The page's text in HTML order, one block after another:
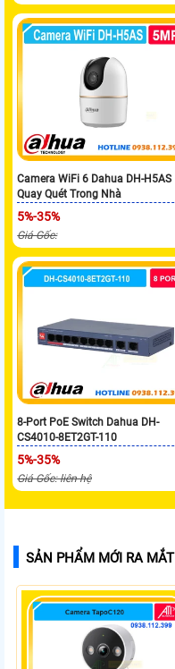
Camera WiFi 6 Dahua DH-H5AS
Quay Quét Trong Nhà
5%-35%
Giá Gốc:
8-Port PoE Switch Dahua DH-
CS4010-8ET2GT-110
5%-35%
Giá Gốc: liên hệ
SẢN PHẨM MỚI RA MẮT